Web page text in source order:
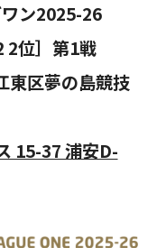
ン2025-26
2位］第1戦
東区夢の島競技
15-37 浦安D-